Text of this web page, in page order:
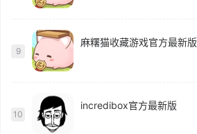
9
麻糬猫收藏游戏官方最新版
10
incredibox官方最新版